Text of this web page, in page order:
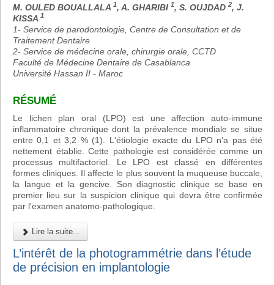
M. OULED BOUALLALA 1, A. GHARIBI 1, S. OUJDAD 2, J.
KISSA 1
1- Service de parodontologie, Centre de Consultation et de
Traitement Dentaire
2- Service de médecine orale, chirurgie orale, CCTD
Faculté de Médecine Dentaire de Casablanca
Université Hassan II - Maroc
RÉSUMÉ
Le lichen plan oral (LPO) est une affection auto-immune
inflammatoire chronique dont la prévalence mondiale se situe
entre 0,1 et 3,2 % (1). L'étiologie exacte du LPO n'a pas été
nettement établie. Cette pathologie est considérée comme un
processus multifactoriel. Le LPO est classé en différentes
formes cliniques. Il affecte le plus souvent la muqueuse buccale,
la langue et la gencive. Son diagnostic clinique se base en
premier lieu sur la suspicion clinique qui devra être confirmée
par l'examen anatomo-pathologique.
Lire la suite...
L’intérêt de la photogrammétrie dans l’étude
de précision en implantologie